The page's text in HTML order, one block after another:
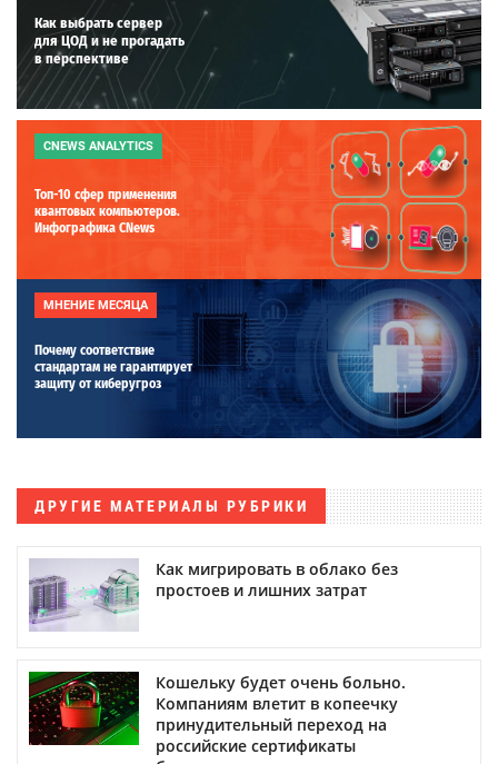
Как выбрать сервер
для ЦОД и не прогадать
в перспективе
CNEWS ANALYTICS
Топ-10 сфер применения
квантовых компьютеров.
Инфографика CNews
МНЕНИЕ МЕСЯЦА
Почему соответствие
стандартам не гарантирует
защиту от киберугроз
ДРУГИЕ МАТЕРИАЛЫ РУБРИКИ
Как мигрировать в облако без
простоев и лишних затрат
Кошельку будет очень больно.
Компаниям влетит в копеечку
принудительный переход на
российские сертификаты